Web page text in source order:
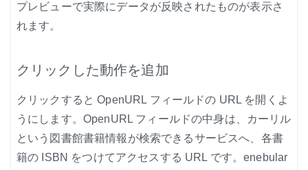
プレビューで実際にデータが反映されたものが表示さ
れます。
クリックした動作を追加
クリックすると OpenURL フィールドの URL を開くよ
うにします。OpenURL フィールドの中身は、カーリル
という図書館書籍情報が検索できるサービスへ、各書
籍の ISBN をつけてアクセスする URL です。enebular